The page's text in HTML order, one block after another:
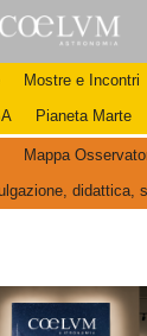
Mostre e Incontri
Pianeta Marte
Mappa
didattica,